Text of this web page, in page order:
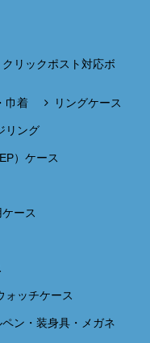
リックポスト対応ボ
巾着 リングケース
リング
）ケース
ース
ォッチケース
ン・装身具・メガネ